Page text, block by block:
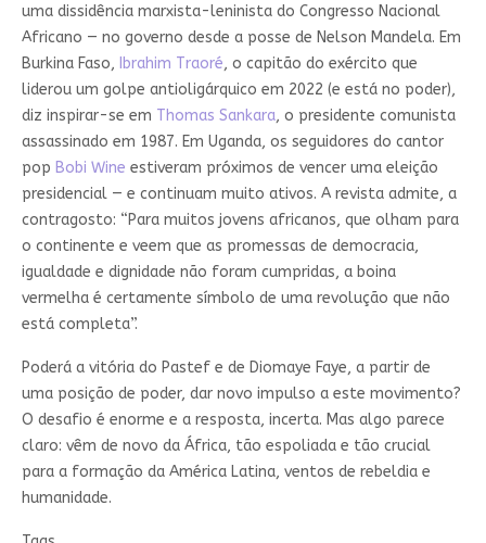
uma dissidência marxista-leninista do Congresso Nacional
Africano — no governo desde a posse de Nelson Mandela. Em
Burkina Faso, Ibrahim Traoré, o capitão do exército que
liderou um golpe antioligárquico em 2022 (e está no poder),
diz inspirar-se em Thomas Sankara, o presidente comunista
assassinado em 1987. Em Uganda, os seguidores do cantor
pop Bobi Wine estiveram próximos de vencer uma eleição
presidencial — e continuam muito ativos. A revista admite, a
contragosto: “Para muitos jovens africanos, que olham para
o continente e veem que as promessas de democracia,
igualdade e dignidade não foram cumpridas, a boina
vermelha é certamente símbolo de uma revolução que não
está completa”.
Poderá a vitória do Pastef e de Diomaye Faye, a partir de
uma posição de poder, dar novo impulso a este movimento?
O desafio é enorme e a resposta, incerta. Mas algo parece
claro: vêm de novo da África, tão espoliada e tão crucial
para a formação da América Latina, ventos de rebeldia e
humanidade.